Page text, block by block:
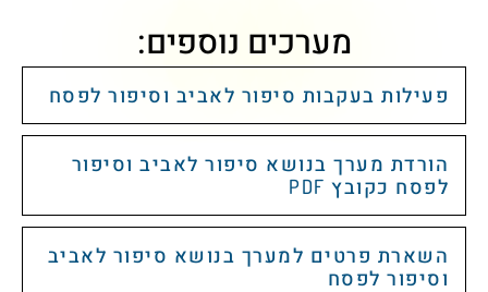
מערכים נוספים:
פעילות בעקבות סיפור לאביב וסיפור לפסח
הורדת מערך בנושא סיפור לאביב וסיפור
לפסח כקובץ PDF
השארת פרטים למערך בנושא סיפור לאביב
וסיפור לפסח